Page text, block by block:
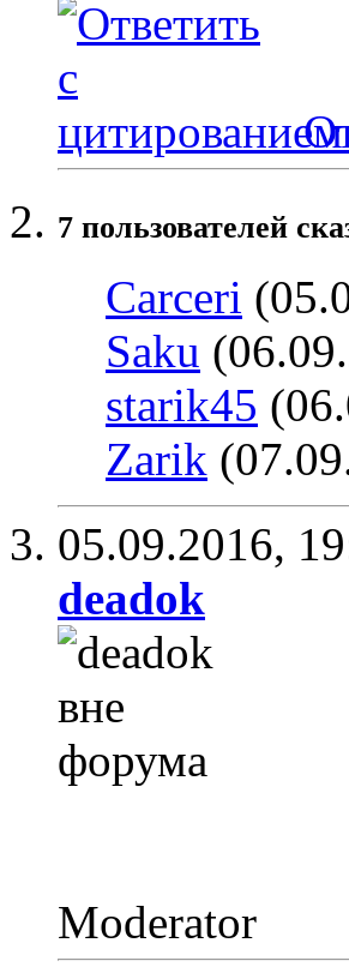
7 пользователей
Carceri
Saku
starik45
Zarik
05.09.2016,
deadok
Moderator